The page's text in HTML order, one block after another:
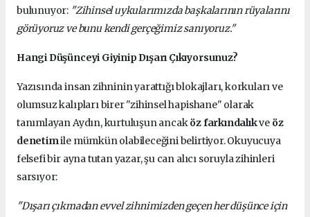
bulunuyor: "Zihinsel uykularımızda başkalarının rüyalarını
görüyoruz ve bunu kendi gerçeğimiz sanıyoruz."
Hangi Düşünceyi Giyinip Dışarı Çıkıyorsunuz?
Yazısında insan zihninin yarattığı blokajları, korkuları ve
olumsuz kalıpları birer "zihinsel hapishane" olarak
tanımlayan Aydın, kurtuluşun ancaköz farkındalıkve öz
denetimile mümkün olabileceğini belirtiyor. Okuyucuya
felsefi bir ayna tutan yazar, şu can alıcı soruyla zihinleri
sarsıyor:
"Dışarı çıkmadan evvel zihnimizden geçen her düşünce için